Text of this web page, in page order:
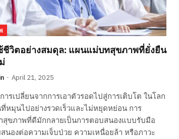
ชีวิตอย่างสมดุล: แผนแม่บทสุขภาพที่ยั่งยืน
April 21, 2025
ารเปลี่ยนจากการเอาตัวรอดไปสู่การเติบโต ในโลก
หมุนไปอย่างรวดเร็วและไม่หยุดหย่อน การ
สุขภาพที่ดีมักกลายเป็นการตอบสนองแบบรับมือ
นองต่อความเจ็บป่วย ความเหนื่อยล้า หรือภาวะ